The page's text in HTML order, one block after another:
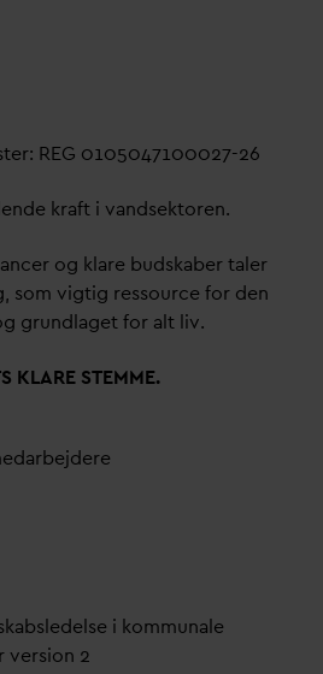
REG 0105047100027-26
kraft i vandsektoren.
og klare budskaber taler
som vigtig ressource for den
grundlaget for alt liv.
KLARE STEMME.
darbejdere
i kommunale
version 2